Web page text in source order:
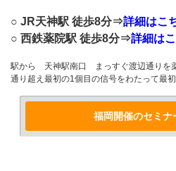
○ JR天神駅 徒歩8分⇒詳細はこ
○ 西鉄薬院駅 徒歩8分⇒詳細は
駅から 天神駅南口 まっすぐ渡辺通りを
通り超え最初の1個目の信号をわたって最
福岡開催のセミナ